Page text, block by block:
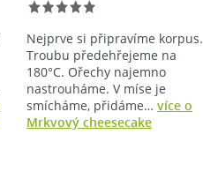
Nejprve si připravíme korpus.
Troubu předehřejeme na
180°C. Ořechy najemno
nastrouháme. V míse je
smícháme, přidáme…více o
Mrkvový cheesecake